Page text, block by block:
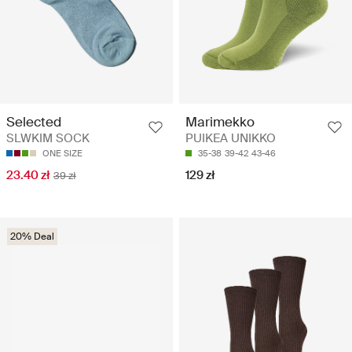
Selected
SLWKIM SOCK
ONE SIZE
23.40 zł 39 zł
Marimekko
PUIKEA UNIKKO
35-38 39-42 43-46
129 zł
20% Deal